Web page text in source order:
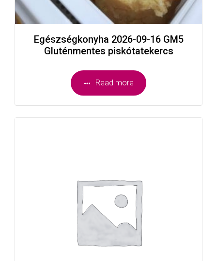
Egészségkonyha 2026-09-16 GM5
Gluténmentes piskótatekercs
Read more